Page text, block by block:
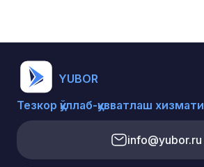
YUBOR
Тезкор қўллаб-қувватлаш хизмати
info@yubor.ru